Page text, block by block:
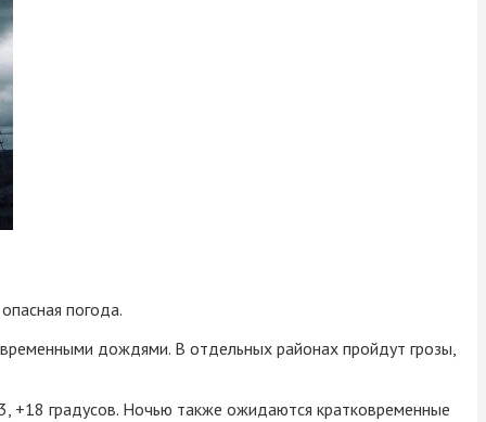
погода.
дождями. В отдельных районах пройдут грозы,
+18 градусов. Ночью также ожидаются кратковременные